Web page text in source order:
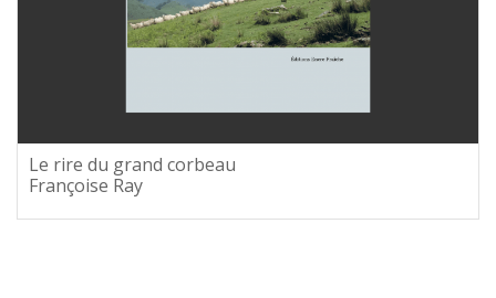
Le rire du grand corbeau
Françoise Ray